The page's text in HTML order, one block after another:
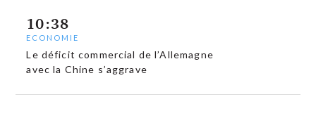
10:38
ECONOMIE
Le déficit commercial de l’Allemagne
avec la Chine s’aggrave